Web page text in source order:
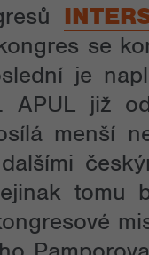
se
je
APUL již
menší